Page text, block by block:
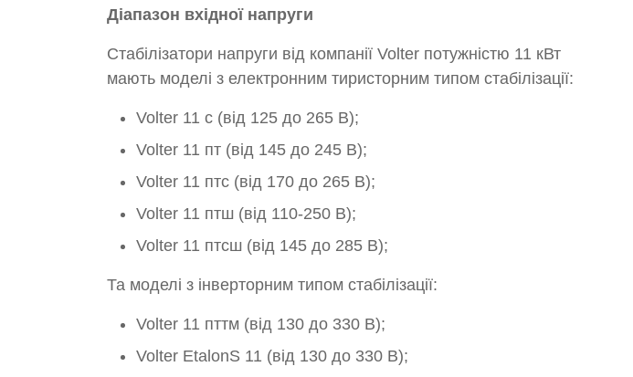
Діапазон вхідної напруги
Стабілізатори напруги від компанії Volter потужністю 11 кВт
мають моделі з електронним тиристорним типом стабілізації:
Volter 11 с (від 125 до 265 В);
Volter 11 пт (від 145 до 245 В);
Volter 11 птс (від 170 до 265 В);
Volter 11 птш (від 110-250 В);
Volter 11 птсш (від 145 до 285 В);
Та моделі з інверторним типом стабілізації:
Volter 11 пттм (від 130 до 330 В);
Volter EtalonS 11 (від 130 до 330 В);